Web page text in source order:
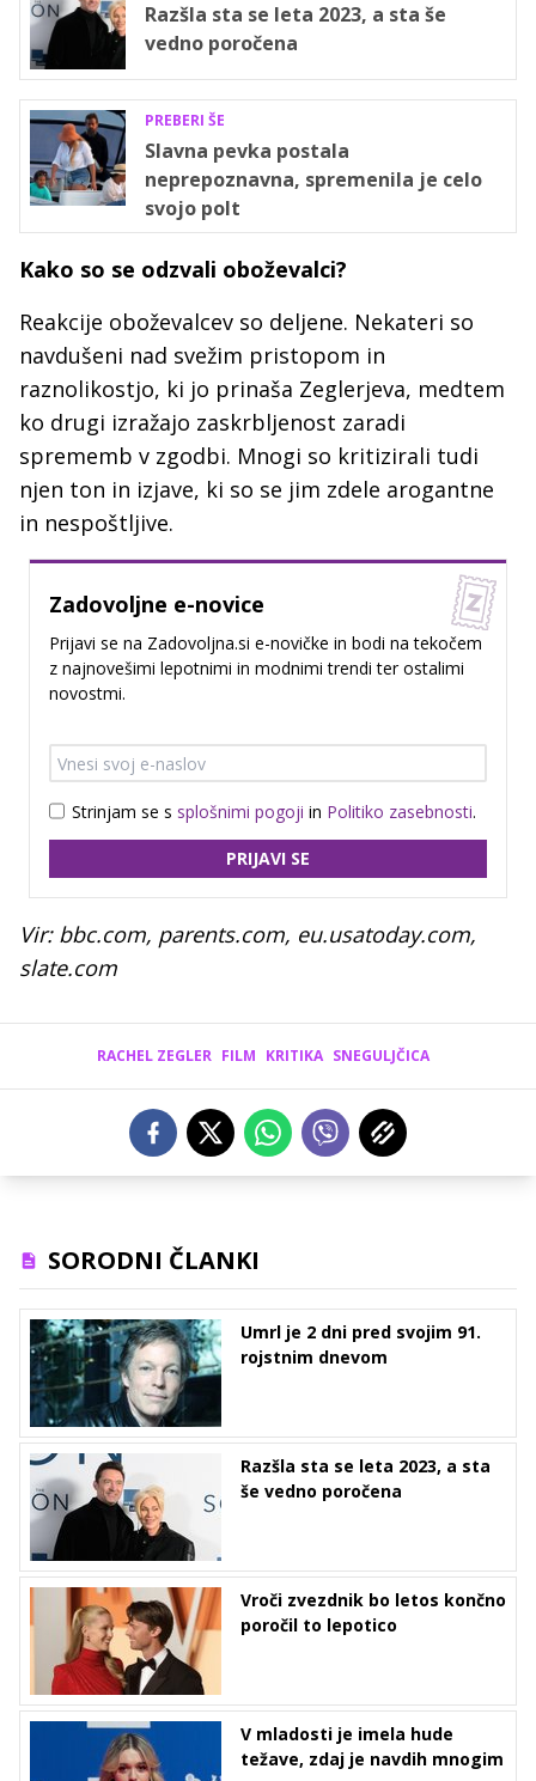
Razšla sta se leta 2023, a sta še
vedno poročena
PREBERI ŠE
Slavna pevka postala
neprepoznavna, spremenila je celo
svojo polt
Kako so se odzvali oboževalci?
Reakcije oboževalcev so deljene. Nekateri so
navdušeni nad svežim pristopom in
raznolikostjo, ki jo prinaša Zeglerjeva, medtem
ko drugi izražajo zaskrbljenost zaradi
sprememb v zgodbi. Mnogi so kritizirali tudi
njen ton in izjave, ki so se jim zdele arogantne
in nespoštljive.
Zadovoljne e-novice
Prijavi se na Zadovoljna.si e-novičke in bodi na tekočem
z najnovešimi lepotnimi in modnimi trendi ter ostalimi
novostmi.
Strinjam se s splošnimi pogoji in Politiko zasebnosti.
PRIJAVI SE
Vir: bbc.com, parents.com, eu.usatoday.com,
slate.com
RACHEL ZEGLER FILM KRITIKA SNEGULJČICA
SORODNI ČLANKI
Umrl je 2 dni pred svojim 91.
rojstnim dnevom
Razšla sta se leta 2023, a sta
še vedno poročena
Vroči zvezdnik bo letos končno
poročil to lepotico
V mladosti je imela hude
težave, zdaj je navdih mnogim